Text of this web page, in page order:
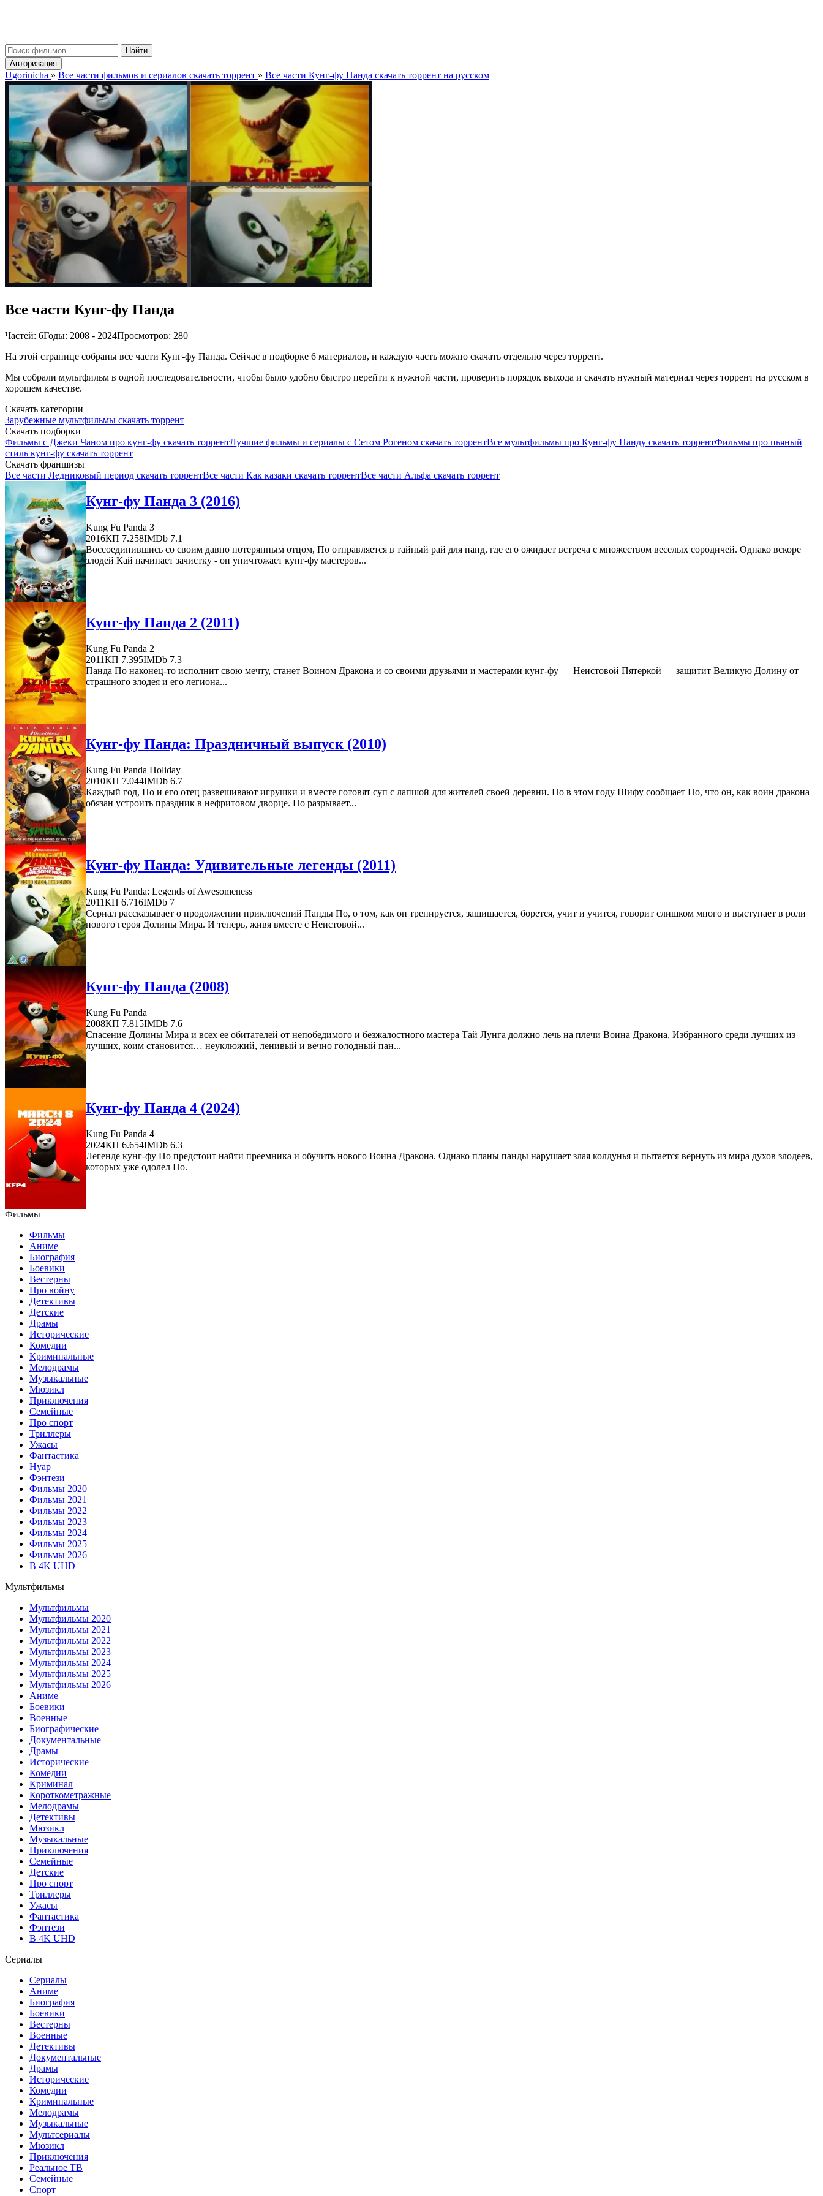
Найти
Авторизация
Ugorinicha » Все части фильмов и сериалов скачать торрент » Все части Кунг-фу Панда скачать торрент на русском
Все части Кунг-фу Панда
Частей: 6Годы: 2008 - 2024Просмотров: 280
На этой странице собраны все части Кунг-фу Панда. Сейчас в подборке 6 материалов, и каждую часть можно скачать отдельно через торрент.
Мы собрали мультфильм в одной последовательности, чтобы было удобно быстро перейти к нужной части, проверить порядок выхода и скачать нужный материал через торрент на русском в
хорошем качестве.
Скачать категории
Зарубежные мультфильмы скачать торрент
Скачать подборки
Фильмы с Джеки Чаном про кунг-фу скачать торрентЛучшие фильмы и сериалы с Сетом Рогеном скачать торрентВсе мультфильмы про Кунг-фу Панду скачать торрентФильмы про пьяный
стиль кунг-фу скачать торрент
Скачать франшизы
Все части Ледниковый период скачать торрентВсе части Как казаки скачать торрентВсе части Альфа скачать торрент
Кунг-фу Панда 3 (2016)
Kung Fu Panda 3
2016КП 7.258IMDb 7.1
Воссоединившись со своим давно потерянным отцом, По отправляется в тайный рай для панд, где его ожидает встреча с множеством веселых сородичей. Однако вскоре
злодей Кай начинает зачистку - он уничтожает кунг-фу мастеров...
Кунг-фу Панда 2 (2011)
Kung Fu Panda 2
2011КП 7.395IMDb 7.3
Панда По наконец-то исполнит свою мечту, станет Воином Дракона и со своими друзьями и мастерами кунг-фу — Неистовой Пятеркой — защитит Великую Долину от
страшного злодея и его легиона...
Кунг-фу Панда: Праздничный выпуск (2010)
Kung Fu Panda Holiday
2010КП 7.044IMDb 6.7
Каждый год, По и его отец развешивают игрушки и вместе готовят суп с лапшой для жителей своей деревни. Но в этом году Шифу сообщает По, что он, как воин дракона
обязан устроить праздник в нефритовом дворце. По разрывает...
Кунг-фу Панда: Удивительные легенды (2011)
Kung Fu Panda: Legends of Awesomeness
2011КП 6.716IMDb 7
Сериал рассказывает о продолжении приключений Панды По, о том, как он тренируется, защищается, борется, учит и учится, говорит слишком много и выступает в роли
нового героя Долины Мира. И теперь, живя вместе с Неистовой...
Кунг-фу Панда (2008)
Kung Fu Panda
2008КП 7.815IMDb 7.6
Спасение Долины Мира и всех ее обитателей от непобедимого и безжалостного мастера Тай Лунга должно лечь на плечи Воина Дракона, Избранного среди лучших из
лучших, коим становится… неуклюжий, ленивый и вечно голодный пан...
Кунг-фу Панда 4 (2024)
Kung Fu Panda 4
2024КП 6.654IMDb 6.3
Легенде кунг-фу По предстоит найти преемника и обучить нового Воина Дракона. Однако планы панды нарушает злая колдунья и пытается вернуть из мира духов злодеев,
которых уже одолел По.
Фильмы
Фильмы
Аниме
Биография
Боевики
Вестерны
Про войну
Детективы
Детские
Драмы
Исторические
Комедии
Криминальные
Мелодрамы
Музыкальные
Мюзикл
Приключения
Семейные
Про спорт
Триллеры
Ужасы
Фантастика
Нуар
Фэнтези
Фильмы 2020
Фильмы 2021
Фильмы 2022
Фильмы 2023
Фильмы 2024
Фильмы 2025
Фильмы 2026
В 4K UHD
Мультфильмы
Мультфильмы
Мультфильмы 2020
Мультфильмы 2021
Мультфильмы 2022
Мультфильмы 2023
Мультфильмы 2024
Мультфильмы 2025
Мультфильмы 2026
Аниме
Боевики
Военные
Биографические
Документальные
Драмы
Исторические
Комедии
Криминал
Короткометражные
Мелодрамы
Детективы
Мюзикл
Музыкальные
Приключения
Семейные
Детские
Про спорт
Триллеры
Ужасы
Фантастика
Фэнтези
В 4K UHD
Сериалы
Сериалы
Аниме
Биография
Боевики
Вестерны
Военные
Детективы
Документальные
Драмы
Исторические
Комедии
Криминальные
Мелодрамы
Музыкальные
Мультсериалы
Мюзикл
Приключения
Реальное ТВ
Семейные
Спорт